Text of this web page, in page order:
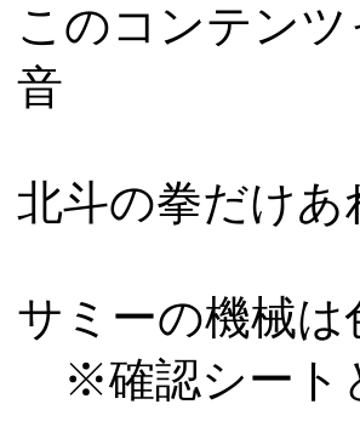
このコンテン
音
北斗の拳だけ
サミーの機械
※確認シート